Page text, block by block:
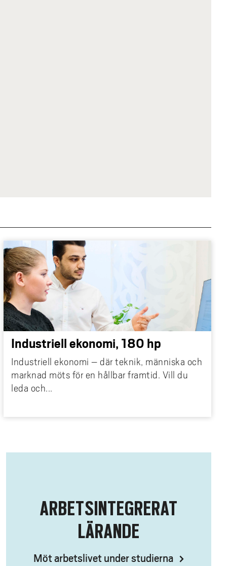
Industriell ekonomi, 180 hp
Industriell ekonomi – där teknik, människa och
marknad möts för en hållbar framtid. Vill du
leda och...
ARBETSINTEGRERAT
LÄRANDE
Möt arbetslivet under studierna